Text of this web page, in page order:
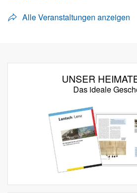
Alle Veranstaltungen anzeigen
UNSER
Das ideale